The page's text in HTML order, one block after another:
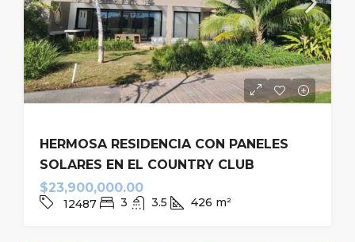
HERMOSA RESIDENCIA CON PANELES
SOLARES EN EL COUNTRY CLUB
$23,900,000.00
12487 3 3.5 426 m²